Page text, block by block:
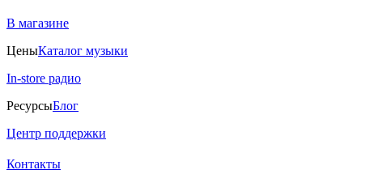
В магазине
ЦеныКаталог музыки
In-store радио
РесурсыБлог
Центр поддержки
Контакты